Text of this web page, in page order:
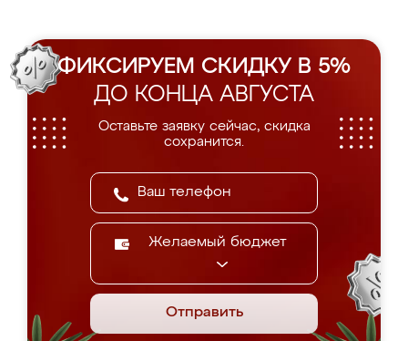
ФИКСИРУЕМ СКИДКУ В 5%
ДО КОНЦА АВГУСТА
Оставьте заявку сейчас, скидка
сохранится.
Желаемый бюджет
Отправить